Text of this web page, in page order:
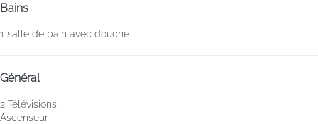
Bains
1 salle de bain avec douche
Général
2 Télévisions
Ascenseur